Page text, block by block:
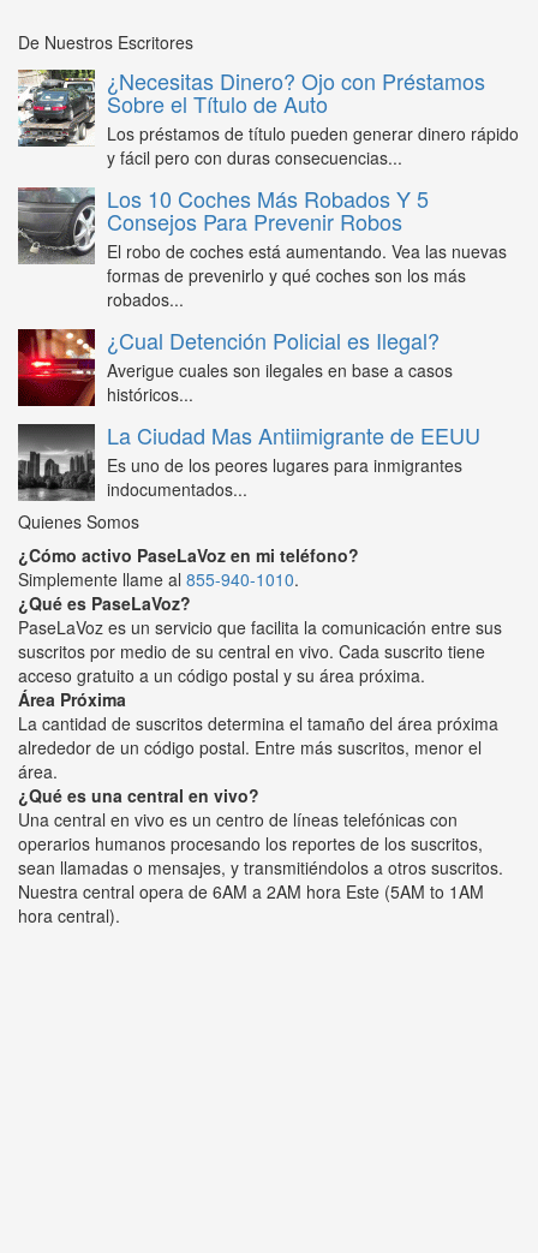
De Nuestros Escritores
¿Necesitas Dinero? Ojo con Préstamos
Sobre el Título de Auto
Los préstamos de título pueden generar dinero rápido
y fácil pero con duras consecuencias...
Los 10 Coches Más Robados Y 5
Consejos Para Prevenir Robos
El robo de coches está aumentando. Vea las nuevas
formas de prevenirlo y qué coches son los más
robados...
¿Cual Detención Policial es Ilegal?
Averigue cuales son ilegales en base a casos
históricos...
La Ciudad Mas Antiimigrante de EEUU
Es uno de los peores lugares para inmigrantes
indocumentados...
Quienes Somos
¿Cómo activo PaseLaVoz en mi teléfono?
Simplemente llame al 855-940-1010.
¿Qué es PaseLaVoz?
PaseLaVoz es un servicio que facilita la comunicación entre sus
suscritos por medio de su central en vivo. Cada suscrito tiene
acceso gratuito a un código postal y su área próxima.
Área Próxima
La cantidad de suscritos determina el tamaño del área próxima
alrededor de un código postal. Entre más suscritos, menor el
área.
¿Qué es una central en vivo?
Una central en vivo es un centro de líneas telefónicas con
operarios humanos procesando los reportes de los suscritos,
sean llamadas o mensajes, y transmitiéndolos a otros suscritos.
Nuestra central opera de 6AM a 2AM hora Este (5AM to 1AM
hora central).